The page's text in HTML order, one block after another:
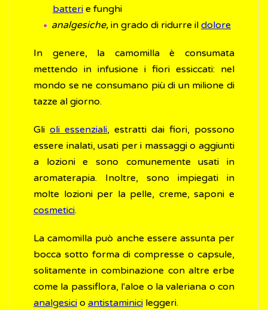
batteri e funghi
analgesiche, in grado di ridurre il dolore
In genere, la camomilla è consumata
mettendo in infusione i fiori essiccati: nel
mondo se ne consumano più di un milione di
tazze al giorno.
Gli oli essenziali, estratti dai fiori, possono
essere inalati, usati per i massaggi o aggiunti
a lozioni e sono comunemente usati in
aromaterapia. Inoltre, sono impiegati in
molte lozioni per la pelle, creme, saponi e
cosmetici.
La camomilla può anche essere assunta per
bocca sotto forma di compresse o capsule,
solitamente in combinazione con altre erbe
come la passiflora, l'aloe o la valeriana o con
analgesici o antistaminici leggeri.